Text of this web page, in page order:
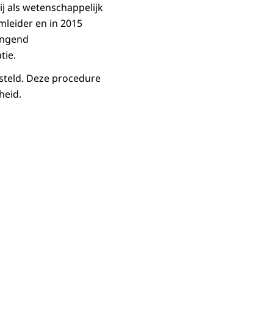
als wetenschappelijk
en in 2015
Deze procedure